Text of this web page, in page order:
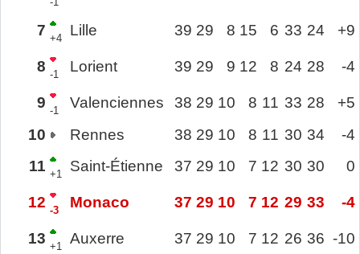
7 +4 Lille 39 29 8 15 6 33 24 +9
8 -1 Lorient 39 29 9 12 8 24 28 -4
9 -1 Valenciennes 38 29 10 8 11 33 28
+5
10
Rennes 38 29 10 8 11 30 34
-4
11 +1 Saint-Étienne 37 29 10 7 12 30 30 0
12 -3 Monaco 37 29 10 7 12 29 33 -4
13 +1 Auxerre 37 29 10 7 12 26 36 -10